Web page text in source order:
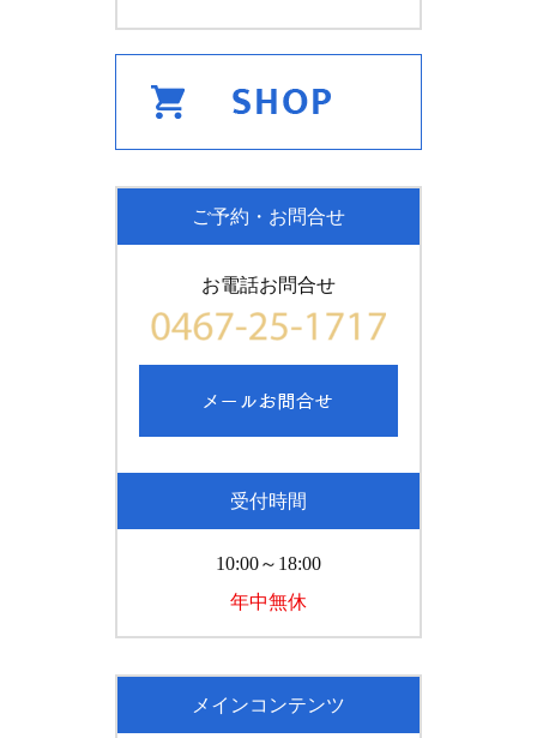
ご予約・お問合せ
お電話お問合せ
受付時間
10:00～18:00
年中無休
メインコンテンツ